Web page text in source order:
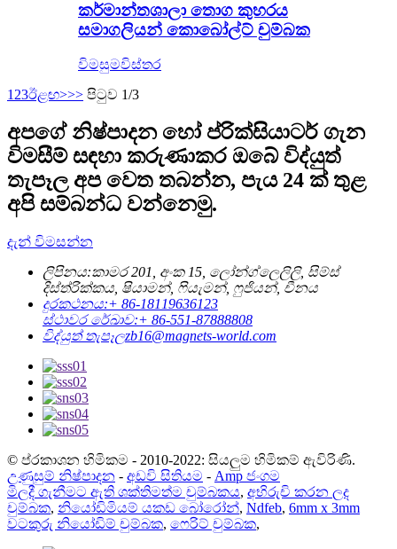
කර්මාන්තශාලා තොග කුහරය
සමාගලියන් කොබෝල්ට් චුම්බක
විමසුමවිස්තර
1 23ඊළඟ>>> පිටුව 1/3
අපගේ නිෂ්පාදන හෝ ප්රික්සියාටර් ගැන
විමසීම් සඳහා කරුණාකර ඔබේ විද්යුත්
තැපෑල අප වෙත තබන්න, පැය 24 ක් තුළ
අපි සම්බන්ධ වන්නෙමු.
දැන් විමසන්න
ලිපිනය:කාමර 201, අංක 15, ලෝන්ග්ලෙලිලි, සිම්ස්
දිස්ත්රික්කය, ෂියාමන්, ෆියැමන්, ෆුජියන්, චීනය
දුරකථනය:+ 86-18119636123
ස්ථාවර රේඛාව:+ 86-551-87888808
විද්යුත් තැපෑලzb16@magnets-world.com
© ප්රකාශන හිමිකම - 2010-2022: සියලුම හිමිකම් ඇවිරිණි.
උණුසුම් නිෂ්පාදන - අඩවි සිතියම - Amp ජංගම
මිලදී ගැනීමට ඇති ශක්තිමත්ම චුම්බකය, අභිරුචි කරන ලද
චුම්බක, නියෝඩිමියම් යකඩ බෝරෝන්, Ndfeb, 6mm x 3mm
වටකුරු නියෝඩිම් චුම්බක, ෆෙරිට් චුම්බක,